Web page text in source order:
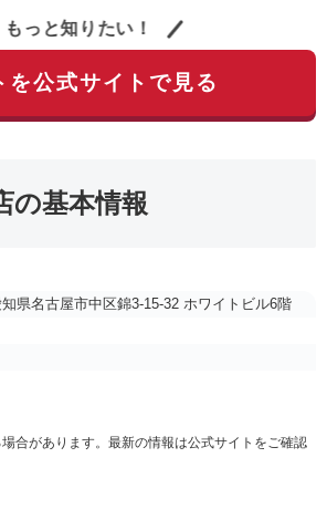
もっと知りたい！
を公式サイトで見る
の基本情報
県名古屋市中区錦3-15-32 ホワイトビル6階
合があります。最新の情報は公式サイトをご確認